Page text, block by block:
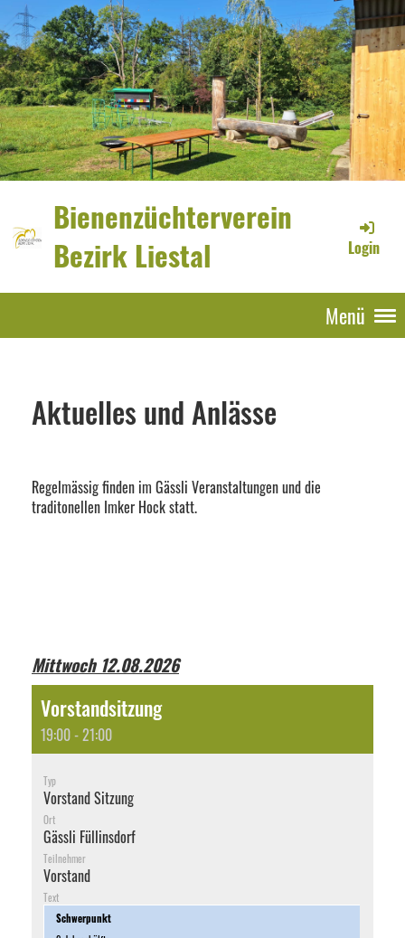
Bienenzüchterverein
Bezirk Liestal
Login
Menü
Aktuelles und Anlässe
Regelmässig finden im Gässli Veranstaltungen und die
traditonellen Imker Hock statt.
Mittwoch 12.08.2026
Vorstandsitzung
19:00 - 21:00
Typ
Vorstand Sitzung
Ort
Gässli Füllinsdorf
Teilnehmer
Vorstand
Text
Schwerpunkt